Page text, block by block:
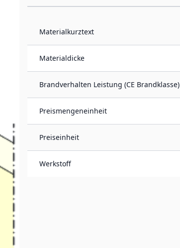
Materialkurztext
Materialdicke
Brandverhalten Leistung (CE Brandklasse)
Preismengeneinheit
Preiseinheit
Werkstoff